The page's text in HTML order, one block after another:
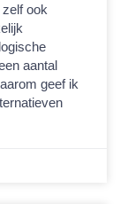
ook
aantal
geef ik